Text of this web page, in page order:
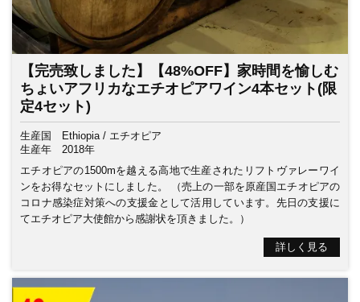
【完売致しました】【48%OFF】家時間を愉しむ
ちょいアフリカなエチオピアワイン4本セット(限
定4セット)
生産国
Ethiopia / エチオピア
生産年
2018年
エチオピアの1500mを越える高地で生産されたリフトヴァレーワイ
ンをお得なセットにしました。 （売上の一部を原産国エチオピアの
コロナ感染症対策への支援金として活用しています。先日の支援に
てエチオピア大使館から感謝状を頂きました。）
詳しく見る